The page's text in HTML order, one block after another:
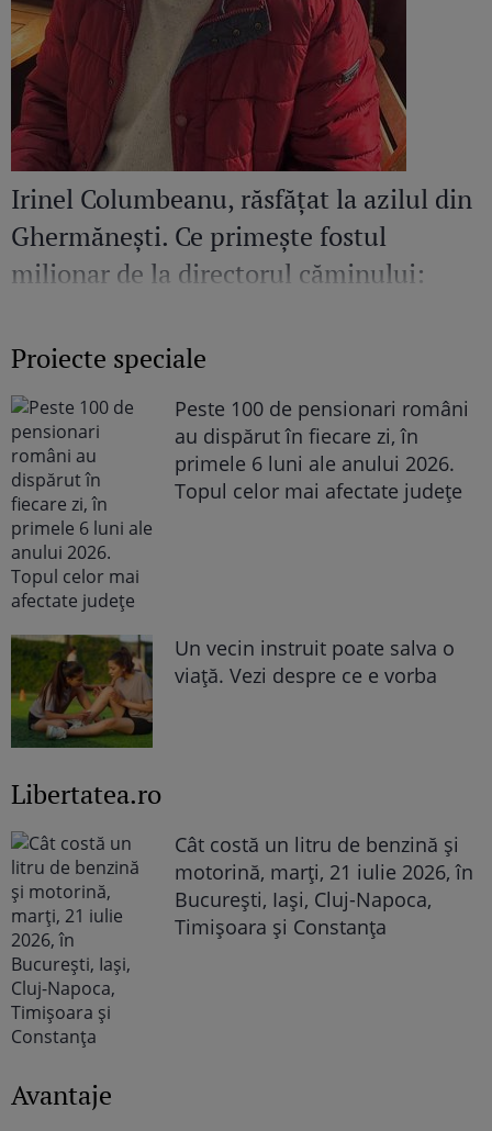
Irinel Columbeanu, răsfățat la azilul din
Ghermănești. Ce primește fostul
milionar de la directorul căminului:
Proiecte speciale
Peste 100 de pensionari români
au dispărut în fiecare zi, în
primele 6 luni ale anului 2026.
Topul celor mai afectate județe
Un vecin instruit poate salva o
viață. Vezi despre ce e vorba
Libertatea.ro
Cât costă un litru de benzină și
motorină, marți, 21 iulie 2026, în
București, Iași, Cluj-Napoca,
Timișoara și Constanța
Avantaje